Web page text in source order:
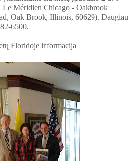
Le Méridien Chicago - Oakbrook
Oak Brook, Illinois, 60629). Daugiau
6500.
Floridoje informacija